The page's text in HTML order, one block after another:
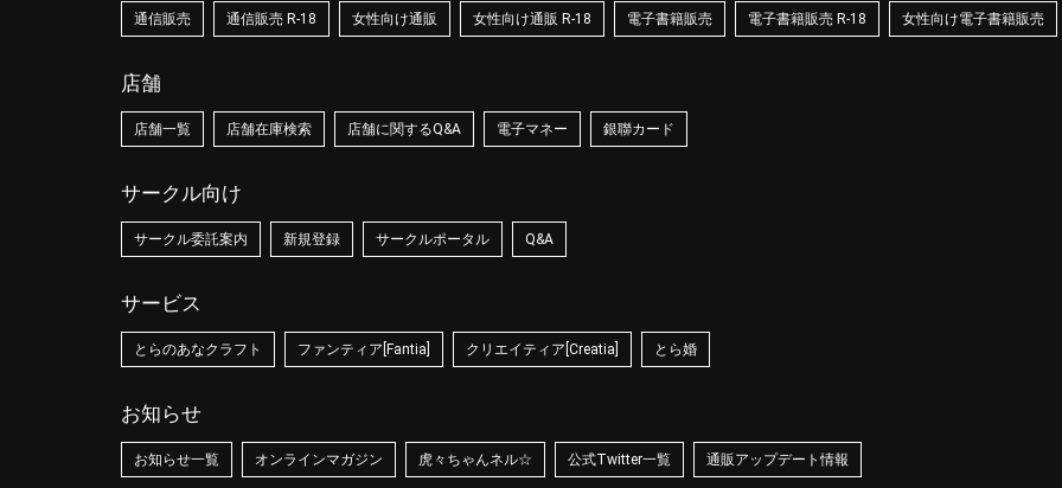
通信販売 通信販売 R-18 女性向け通販 女性向け通販 R-18 電子書籍販売 電子書籍販売 R-18 女性向け電子書籍販売
店舗
店舗一覧 店舗在庫検索 店舗に関するQ&A 電子マネー 銀聯カード
サークル向け
サークル委託案内 新規登録 サークルポータル Q&A
サービス
とらのあなクラフト ファンティア[Fantia] クリエイティア[Creatia] とら婚
お知らせ
お知らせ一覧 オンラインマガジン 虎々ちゃんネル☆ 公式Twitter一覧 通販アップデート情報